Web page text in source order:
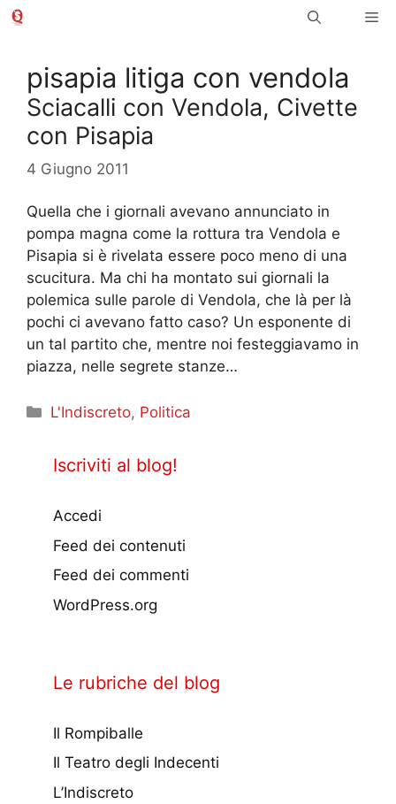
Vai
pisapia litiga con vendola
Sciacalli con Vendola, Civette
con Pisapia
4 Giugno 2011
Quella che i giornali avevano annunciato in
pompa magna come la rottura tra Vendola e
Pisapia si è rivelata essere poco meno di una
scucitura. Ma chi ha montato sui giornali la
polemica sulle parole di Vendola, che là per là
pochi ci avevano fatto caso? Un esponente di
un tal partito che, mentre noi festeggiavamo in
piazza, nelle segrete stanze…
Categorie
L'Indiscreto, Politica
Iscriviti al blog!
Accedi
Feed dei contenuti
Feed dei commenti
WordPress.org
Le rubriche del blog
Il Rompiballe
Il Teatro degli Indecenti
L’Indiscreto